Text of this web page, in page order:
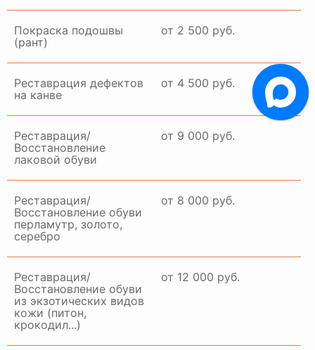
Покраска подошвы
(рант)
от 2 500 руб.
Реставрация дефектов
на канве
от 4 500 руб.
Реставрация/
Восстановление
лаковой обуви
от 9 000 руб.
Реставрация/
Восстановление обуви
перламутр, золото,
серебро
от 8 000 руб.
Реставрация/
Восстановление обуви
из экзотических видов
кожи (питон,
крокодил...)
от 12 000 руб.